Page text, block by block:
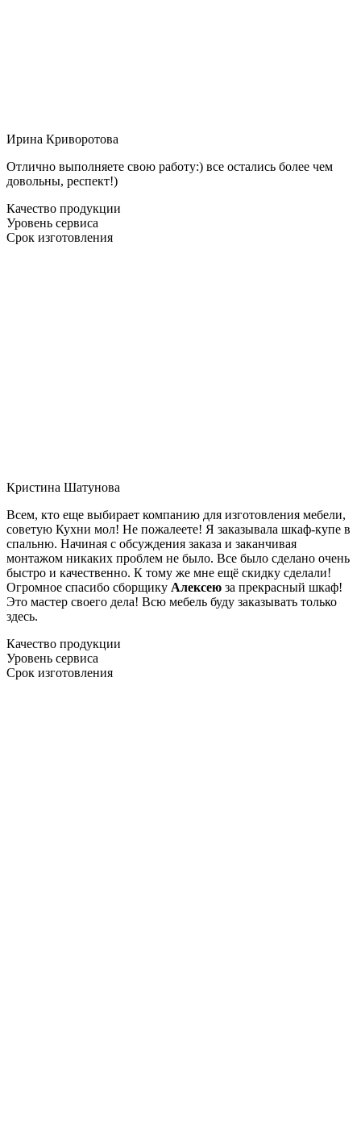
Ирина Криворотова
Отлично выполняете свою работу:) все остались более чем
довольны, респект!)
Качество продукции
Уровень сервиса
Срок изготовления
Кристина Шатунова
Всем, кто еще выбирает компанию для изготовления мебели,
советую Кухни мол! Не пожалеете! Я заказывала шкаф-купе в
спальню. Начиная с обсуждения заказа и заканчивая
монтажом никаких проблем не было. Все было сделано очень
быстро и качественно. К тому же мне ещё скидку сделали!
Огромное спасибо сборщику Алексею за прекрасный шкаф!
Это мастер своего дела! Всю мебель буду заказывать только
здесь.
Качество продукции
Уровень сервиса
Срок изготовления